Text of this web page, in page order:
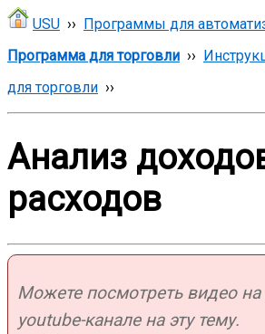
USU ›› Программы для
Программа для торговли ››
для торговли ››
Анализ
расходов
Можете посмотреть видео
youtube-канале на эту тему.